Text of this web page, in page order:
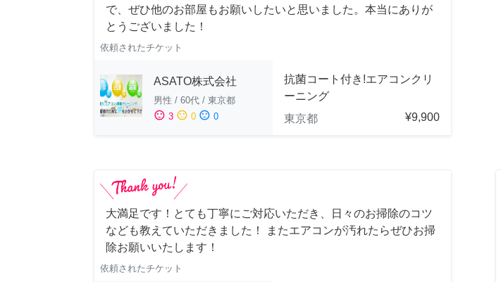
で、ぜひ他のお部屋もお願いしたいと思いました。本当にありが
とうございました！
依頼されたチケット
ASATO株式会社
男性 / 60代 / 東京都
sentiment_satisfied 3 sentiment_neutral 0 sentiment_dissatisfied 0
抗菌コート付き!エアコンクリ
ーニング
東京都
¥9,900
大満足です！とても丁寧にご対応いただき、日々のお掃除のコツ
なども教えていただきました！ またエアコンが汚れたらぜひお掃
除お願いいたします！
依頼されたチケット